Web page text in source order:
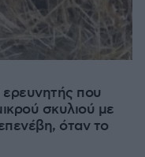
ερευνητής που
σκυλιού με
όταν το